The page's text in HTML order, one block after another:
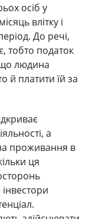
осіб у
влітку і
До речі,
тобто податок
людина
й платити їй за
а
проживання в
ця
інвестори